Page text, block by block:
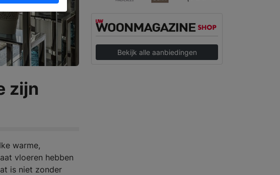
zijn
warme,
vloeren hebben
is niet zonder
Bekijk alle aanbiedingen